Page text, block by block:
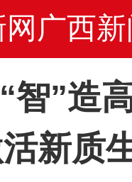
广西新
智”造
新质